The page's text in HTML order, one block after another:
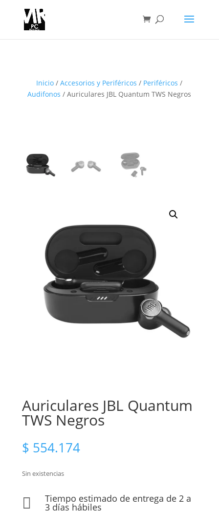
Inicio /Accesorios y Periféricos / Periféricos /
Audifonos / Auriculares JBL Quantum TWS Negros
Auriculares JBL Quantum
TWS Negros
$ 554.174
Sin existencias
 Tiempo estimado de entrega de 2 a
3 días hábiles